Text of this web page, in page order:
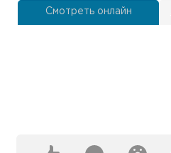
Смотреть онлайн